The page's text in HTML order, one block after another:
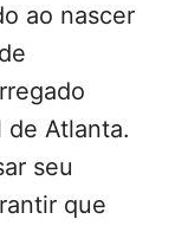
ao nascer
de Atlanta.
seu
que